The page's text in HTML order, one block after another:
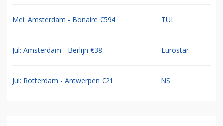
Mei: Amsterdam - Bonaire €594 TUI
Jul: Amsterdam - Berlijn €38 Eurostar
Jul: Rotterdam - Antwerpen €21 NS